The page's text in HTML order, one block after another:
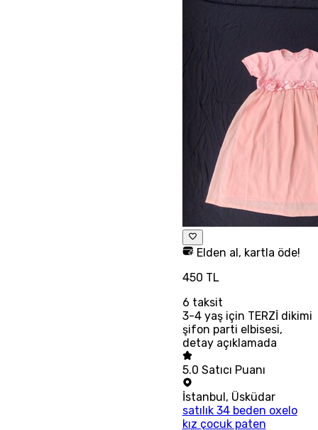
Elden al, kartla öde!
450 TL
6 taksit
3-4 yaş için TERZİ dikimi
şifon parti elbisesi,
detay açıklamada
5.0 Satıcı Puanı
İstanbul, Üsküdar
satılık 34 beden oxelo
kız çocuk paten